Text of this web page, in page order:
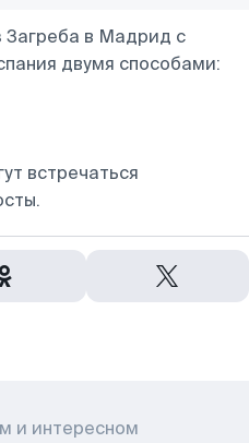
в Мадрид с
двумя способами:
встречаться
и интересном